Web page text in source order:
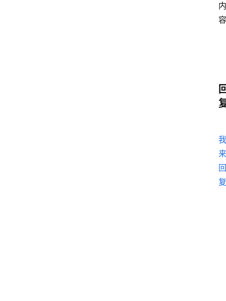
内
容
我
来
回
复